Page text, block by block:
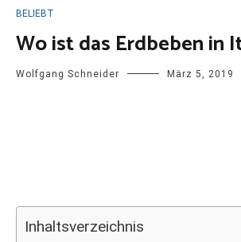
BELIEBT
Wo ist das Erdbeben in
Wolfgang Schneider März 5, 2019
Inhaltsverzeichnis